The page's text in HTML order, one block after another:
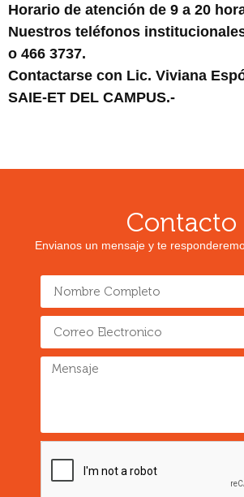
Horario de atención de 9 a 20
Nuestros teléfonos
o 466 3737.
Contactarse con Lic. Viviana
SAIE-ET DEL CAMPUS.-
Contacto
Envianos un mensaje y te